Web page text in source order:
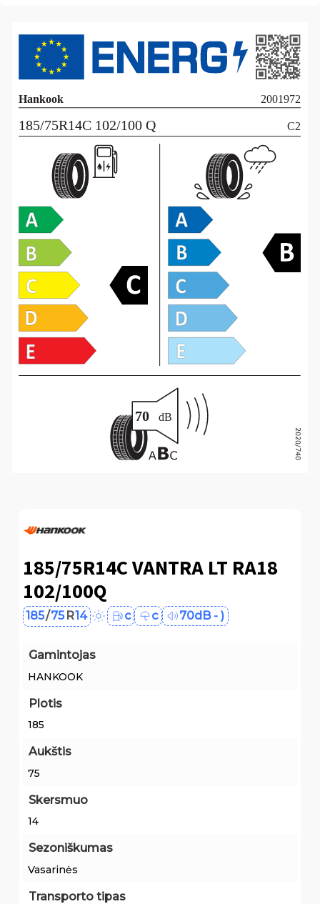
185/75R14C VANTRA LT RA18
102/100Q
185/75 R14 c c 70dB - )
Gamintojas
HANKOOK
Plotis
185
Aukštis
75
Skersmuo
14
Sezoniškumas
Vasarinės
Transporto tipas